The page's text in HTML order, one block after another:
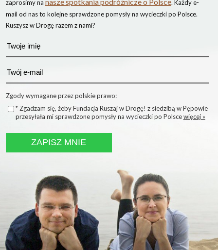
zaprosimy na
. Każdy e-
mail od nas to kolejne sprawdzone pomysły na wycieczki po Polsce.
Ruszysz w Drogę razem z nami?
Zgody wymagane przez polskie prawo:
* Zgadzam się, żeby Fundacja Ruszaj w Drogę! z siedzibą w Pępowie
przesyłała mi sprawdzone pomysły na wycieczki po Polscewięcej »